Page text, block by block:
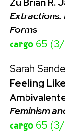
Extractions.
Forms
cargo 65
Sarah
Feeling
Feminism
cargo 65